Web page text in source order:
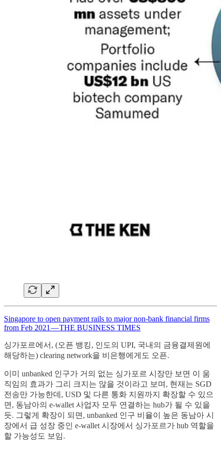
Singapore to open payment rails to major non-bank financial firms
from Feb 2021 — THE BUSINESS TIMES
싱가포르에서, (오픈 뱅킹, 인도의 UPI, 국내의 금융결제원에
해당하는) clearing network을 비은행에게도 오픈.
이미 unbanked 인구가 거의 없는 싱가포르 시장만 보면 이 움
직임의 효과가 그리 크지는 않을 것이라고 보며, 현재는 SGD
전송만 가능한데, USD 및 다른 통화 지원까지 확장할 수 있으
면, 동남아의 e-wallet 사업자 모두 연결하는 hub가 될 수 있을
듯. 그렇게 확장이 되면, unbanked 인구 비율이 높은 동남아 시
장에서 급 성장 중인 e-wallet 시장에서 싱가포르가 hub 역할을
할 가능성도 보임.